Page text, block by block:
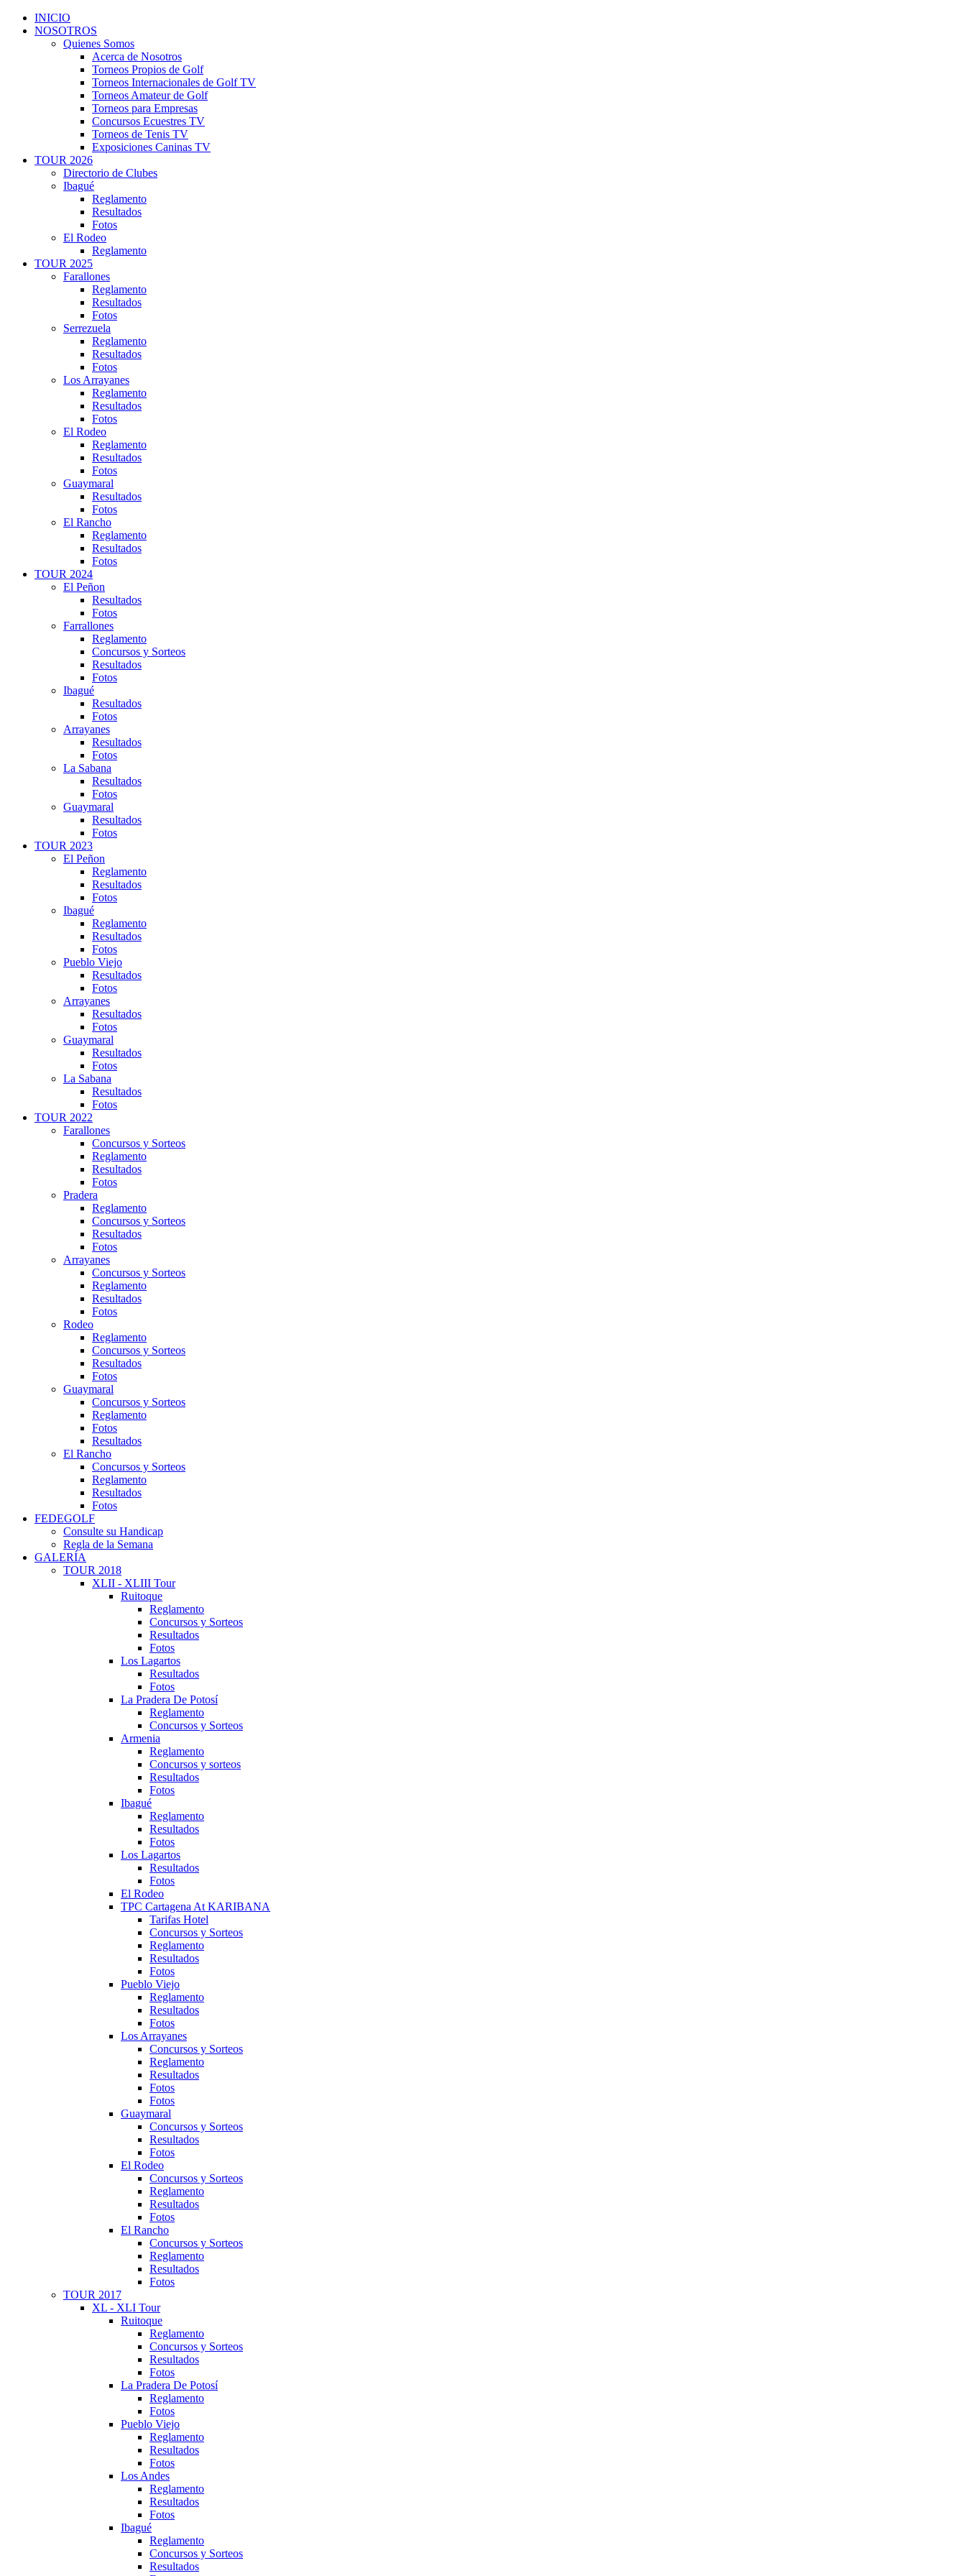
INICIO
NOSOTROS
Quienes Somos
Acerca de Nosotros
Torneos Propios de Golf
Torneos Internacionales de Golf TV
Torneos Amateur de Golf
Torneos para Empresas
Concursos Ecuestres TV
Torneos de Tenis TV
Exposiciones Caninas TV
TOUR 2026
Directorio de Clubes
Ibagué
Reglamento
Resultados
Fotos
El Rodeo
Reglamento
TOUR 2025
Farallones
Reglamento
Resultados
Fotos
Serrezuela
Reglamento
Resultados
Fotos
Los Arrayanes
Reglamento
Resultados
Fotos
El Rodeo
Reglamento
Resultados
Fotos
Guaymaral
Resultados
Fotos
El Rancho
Reglamento
Resultados
Fotos
TOUR 2024
El Peñon
Resultados
Fotos
Farrallones
Reglamento
Concursos y Sorteos
Resultados
Fotos
Ibagué
Resultados
Fotos
Arrayanes
Resultados
Fotos
La Sabana
Resultados
Fotos
Guaymaral
Resultados
Fotos
TOUR 2023
El Peñon
Reglamento
Resultados
Fotos
Ibagué
Reglamento
Resultados
Fotos
Pueblo Viejo
Resultados
Fotos
Arrayanes
Resultados
Fotos
Guaymaral
Resultados
Fotos
La Sabana
Resultados
Fotos
TOUR 2022
Farallones
Concursos y Sorteos
Reglamento
Resultados
Fotos
Pradera
Reglamento
Concursos y Sorteos
Resultados
Fotos
Arrayanes
Concursos y Sorteos
Reglamento
Resultados
Fotos
Rodeo
Reglamento
Concursos y Sorteos
Resultados
Fotos
Guaymaral
Concursos y Sorteos
Reglamento
Fotos
Resultados
El Rancho
Concursos y Sorteos
Reglamento
Resultados
Fotos
FEDEGOLF
Consulte su Handicap
Regla de la Semana
GALERÍA
TOUR 2018
XLII - XLIII Tour
Ruitoque
Reglamento
Concursos y Sorteos
Resultados
Fotos
Los Lagartos
Resultados
Fotos
La Pradera De Potosí
Reglamento
Concursos y Sorteos
Armenia
Reglamento
Concursos y sorteos
Resultados
Fotos
Ibagué
Reglamento
Resultados
Fotos
Los Lagartos
Resultados
Fotos
El Rodeo
TPC Cartagena At KARIBANA
Tarifas Hotel
Concursos y Sorteos
Reglamento
Resultados
Fotos
Pueblo Viejo
Reglamento
Resultados
Fotos
Los Arrayanes
Concursos y Sorteos
Reglamento
Resultados
Fotos
Fotos
Guaymaral
Concursos y Sorteos
Resultados
Fotos
El Rodeo
Concursos y Sorteos
Reglamento
Resultados
Fotos
El Rancho
Concursos y Sorteos
Reglamento
Resultados
Fotos
TOUR 2017
XL - XLI Tour
Ruitoque
Reglamento
Concursos y Sorteos
Resultados
Fotos
La Pradera De Potosí
Reglamento
Fotos
Pueblo Viejo
Reglamento
Resultados
Fotos
Los Andes
Reglamento
Resultados
Fotos
Ibagué
Reglamento
Concursos y Sorteos
Resultados